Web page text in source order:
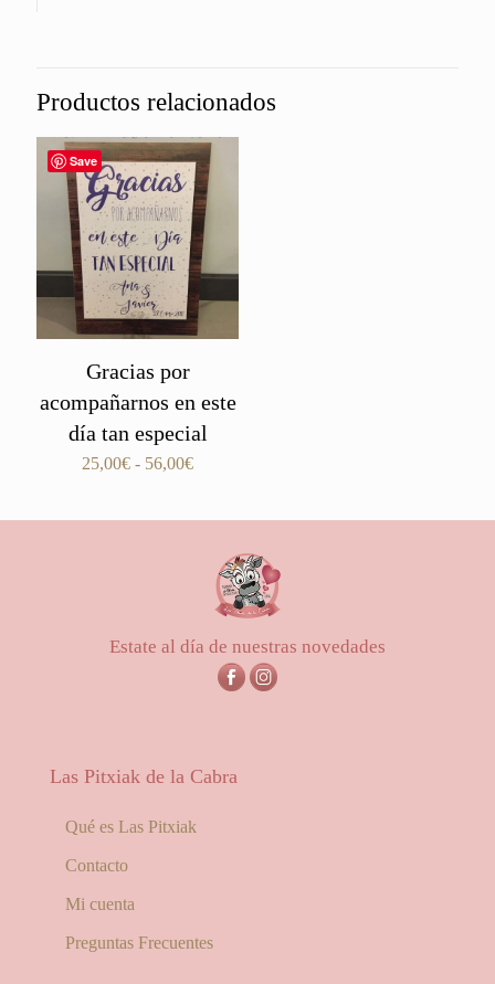
Productos relacionados
Save
Gracias por
acompañarnos en este
día tan especial
25,00€ - 56,00€Rango
25,00€
hasta
56,00€
Estate al día de nuestras novedades
Las Pitxiak de la Cabra
Qué es Las Pitxiak
Contacto
Mi cuenta
Preguntas Frecuentes